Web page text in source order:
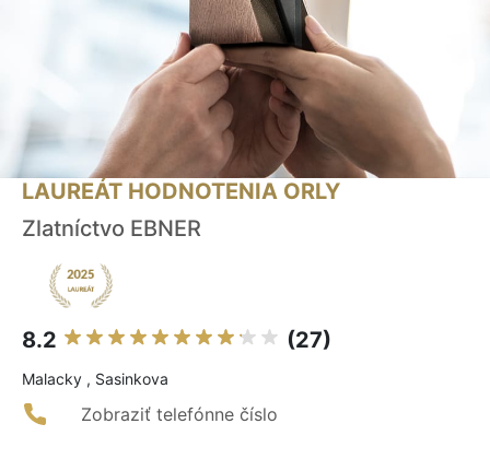
LAUREÁT HODNOTENIA ORLY
Zlatníctvo EBNER
8.2 (27)
Malacky , Sasinkova
Zobraziť telefónne číslo